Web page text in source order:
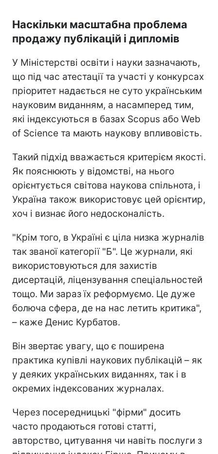
Наскільки масштабна проблема
продажу публікацій і дипломів
У Міністерстві освіти і науки зазначають,
що під час атестації та участі у конкурсах
пріоритет надається не суто українським
науковим виданням, а насамперед тим,
які індексуються в базах Scopus або Web
of Science та мають наукову впливовість.
Такий підхід вважається критерієм якості.
Як пояснюють у відомстві, на нього
орієнтується світова наукова спільнота, і
Україна також використовує цей орієнтир,
хоч і визнає його недосконалість.
"Крім того, в Україні є ціла низка журналів
так званої категорії "Б". Це журнали, які
використовуються для захистів
дисертацій, ліцензування спеціальностей
тощо. Ми зараз їх реформуємо. Це дуже
болюча сфера, де на нас летить критика",
– каже Денис Курбатов.
Він звертає увагу, що є поширена
практика купівлі наукових публікацій – як
у деяких українських виданнях, так і в
окремих індексованих журналах.
Через посередницькі "фірми" досить
часто продаються готові статті,
авторство, цитування чи навіть послуги з